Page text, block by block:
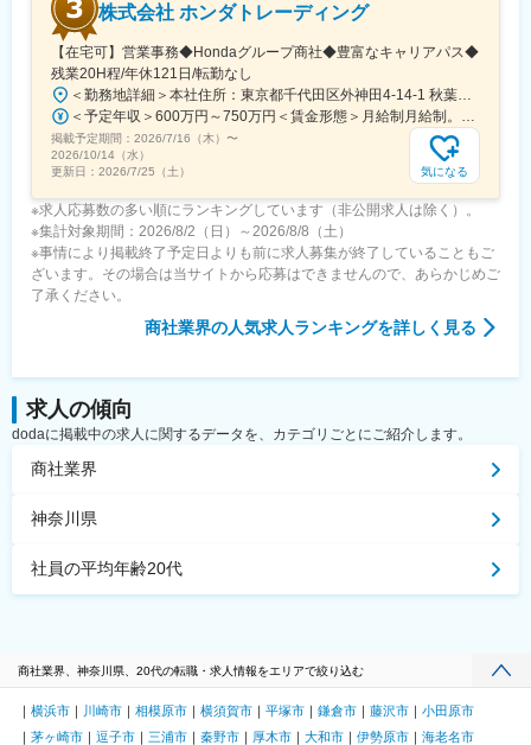
株式会社 ホンダトレーディング
【在宅可】営業事務◆Hondaグループ商社◆豊富なキャリアパス◆
残業20H程/年休121日/転勤なし
＜勤務地詳細＞本社住所：東京都千代田区外神田4-14-1 秋葉原UDX南ウイング18F勤務地最寄駅：JR山手線・総武線／秋葉原駅受動喫煙対策：屋内全面禁煙変更の範囲：会社の定める事業所（リモートワーク含む）
＜予定年収＞600万円～750万円＜賃金形態＞月給制月給制。賞与昨年支給実績6.7ヶ月分。＜賃金内訳＞月額（基本給）：300,000円～410,000円＜月給＞300,000円～410,000円＜昇給有無＞有＜残業手当＞有＜給与補足＞賞与は直近3年間の平均で6.5か月分支給として計算。全社平均である20時間分の時間外手当含む。時間外手当は1分単位で支給。賃金はあくまでも目安の金額であり、選考を通じて上下する可能性があります。月給(月額)は固定手当を含めた表記です。
掲載予定期間： 2026/7/16（木） 〜
2026/10/14（水）
更新日： 2026/7/25（土） 気になる
※求人応募数の多い順にランキングしています（非公開求人は除く）。
※集計対象期間：2026/8/2（日）～2026/8/8（土）
※事情により掲載終了予定日よりも前に求人募集が終了していることもご
ざいます。その場合は当サイトから応募はできませんので、あらかじめご
了承ください。
商社業界の人気求人ランキングを詳しく見る
求人の傾向
dodaに掲載中の求人に関するデータを、カテゴリごとにご紹介します。
商社業界
神奈川県
社員の平均年齢20代
商社業界、神奈川県、20代の転職・求人情報をエリアで絞り込む
横浜市 川崎市 相模原市 横須賀市 平塚市 鎌倉市 藤沢市
小田原市
茅ヶ崎市
逗子市 三浦市 秦野市 厚木市 大和市 伊勢原市
海老名市